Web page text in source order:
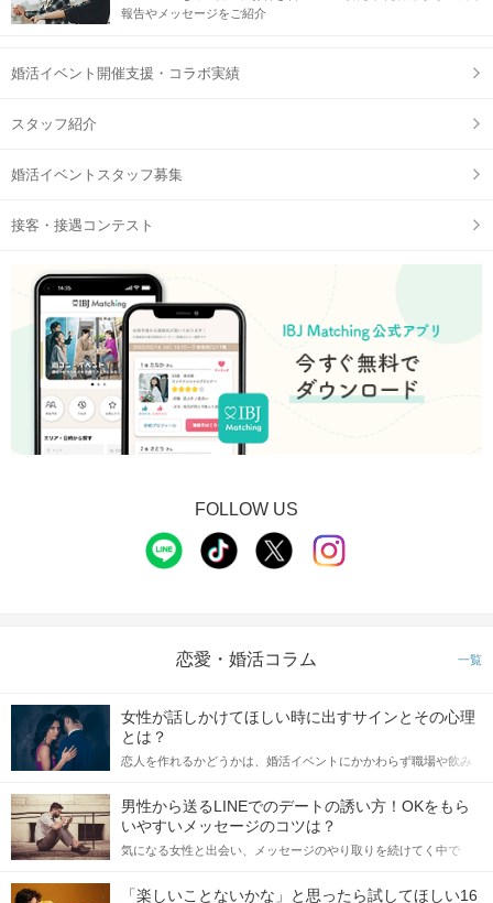
報告やメッセージをご紹介
婚活イベント開催支援・コラボ実績
スタッフ紹介
婚活イベントスタッフ募集
接客・接遇コンテスト
FOLLOW US
恋愛・婚活コラム 一覧
女性が話しかけてほしい時に出すサインとその心理
とは？
恋人を作れるかどうかは、婚活イベントにかかわらず職場や飲み
てアプローチできるかにも左右されます。 これから恋人作りを本
格的に始めようとしている方は、女性が異性を求めて出すサイン
をしっかりと理解し、正しい行動に移せるかどうかが重要。 この
記事では、女性が話しかけて欲しい時に出すサインとその心理を
合にどのような行動に繋げるべきかをご紹介していきます。
男性から送るLINEでのデートの誘い方！OKをもら
いやすいメッセージのコツは？
気になる女性と出会い、メッセージのやり取りを続けてく中で
しかし、中には「どう誘ったらいいの？」とお困りの男性もいら
「楽しいことないかな」と思ったら試してほしい16